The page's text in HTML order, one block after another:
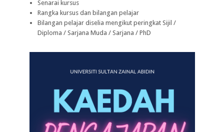
Senarai kursus
Rangka kursus dan bilangan pelajar
Bilangan pelajar diselia mengikut peringkat Sijil /
Diploma / Sarjana Muda / Sarjana / PhD